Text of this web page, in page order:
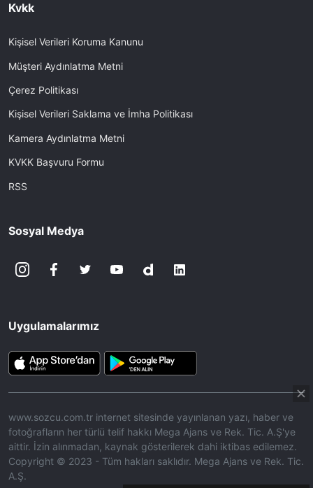
Aç
10.50%
Kvkk
Kişisel Verileri Koruma Kanunu
Müşteri Aydınlatma Metni
Çerez Politikası
Kişisel Verileri Saklama ve İmha Politikası
Kamera Aydınlatma Metni
KVKK Başvuru Formu
RSS
Sosyal Medya
Uygulamalarımız
www.sozcu.com.tr internet sitesinde yayınlanan yazı, haber ve
fotoğrafların her türlü telif hakkı Mega Ajans ve Rek. Tic. A.Ş'ye
aittir. İzin alınmadan, kaynak gösterilerek dahi iktibas edilemez.
Copyright © 2023 - Tüm hakları saklıdır. Mega Ajans ve Rek. Tic.
A.Ş.